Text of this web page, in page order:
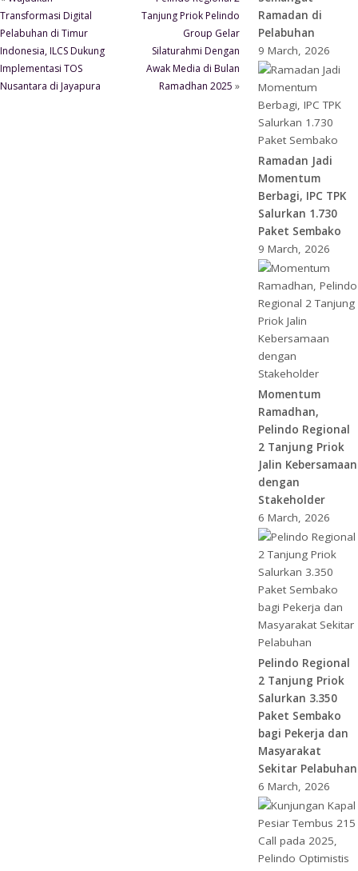
Transformasi Digital
Pelabuhan di Timur
Indonesia, ILCS Dukung
Implementasi TOS
Nusantara di Jayapura
Tanjung Priok Pelindo
Group Gelar
Silaturahmi Dengan
Awak Media di Bulan
Ramadhan 2025 »
Ramadan di
Pelabuhan
9 March, 2026
Ramadan Jadi
Momentum
Berbagi, IPC TPK
Salurkan 1.730
Paket Sembako
9 March, 2026
Momentum
Ramadhan,
Pelindo Regional
2 Tanjung Priok
Jalin Kebersamaan
dengan
Stakeholder
6 March, 2026
Pelindo Regional
2 Tanjung Priok
Salurkan 3.350
Paket Sembako
bagi Pekerja dan
Masyarakat
Sekitar Pelabuhan
6 March, 2026